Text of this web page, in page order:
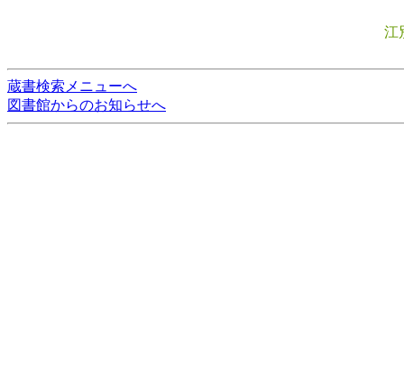
江
蔵書検索メニューへ
図書館からのお知らせへ